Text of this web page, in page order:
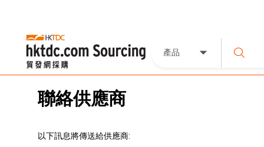
產品
聯絡供應商
以下訊息將傳送給供應商: